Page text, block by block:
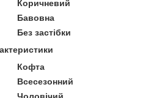
Коричневий
Бавовна
Без застібки
Кофта
Всесезонний